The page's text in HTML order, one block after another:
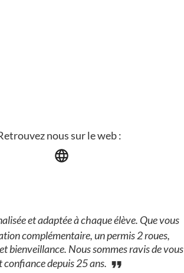
nous sur le web :
et adaptée à chaque élève. Que vous
complémentaire, un permis 2 roues,
bienveillance. Nous sommes ravis de vous
depuis 25 ans.